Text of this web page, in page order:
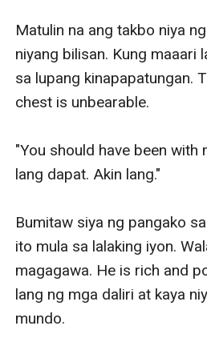
Matulin na ang takbo niya
niyang bilisan. Kung maaari
sa lupang kinapapatungan.
chest is unbearable.
"You should have been with
lang dapat. Akin lang."
Bumitaw siya ng pangako
ito mula sa lalaking iyon.
magagawa. He is rich and
lang ng mga daliri at kaya
mundo.